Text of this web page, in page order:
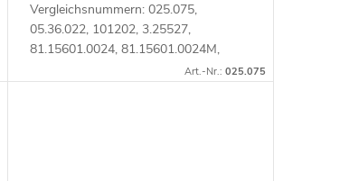
Vergleichsnummern: 025.075,
05.36.022, 101202, 3.25527,
81.15601.0024, 81.15601.0024M,
81156010024 Artikelnummer: 090337
Art.-Nr.: 025.075